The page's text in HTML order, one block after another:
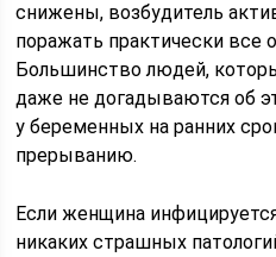
снижены, возбудитель
поражать практически все
Большинство людей,
даже не догадываются об
у беременных на ранних
прерыванию.
Если женщина
никаких страшных